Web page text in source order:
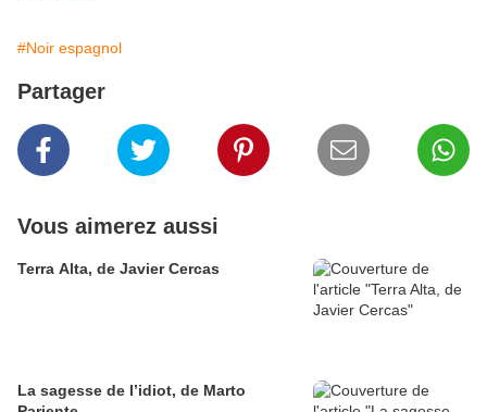
#Noir espagnol
Partager
Vous aimerez aussi
Terra Alta, de Javier Cercas
La sagesse de l’idiot, de Marto